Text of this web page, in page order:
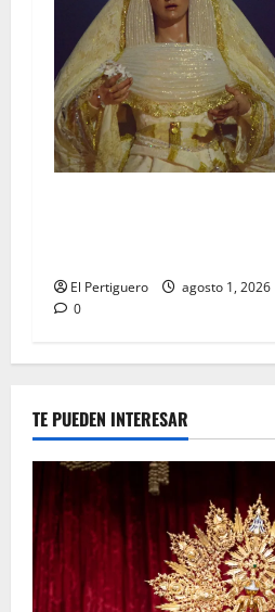
El Pertiguero
agosto 1, 2026
0
TE PUEDEN INTERESAR